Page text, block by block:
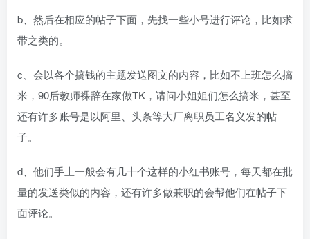
b、然后在相应的帖子下面，先找一些小号进行评论，比如求
带之类的。
c、会以各个搞钱的主题发送图文的内容，比如不上班怎么搞
米，90后教师裸辞在家做TK，请问小姐姐们怎么搞米，甚至
还有许多账号是以阿里、头条等大厂离职员工名义发的帖
子。
d、他们手上一般会有几十个这样的小红书账号，每天都在批
量的发送类似的内容，还有许多做兼职的会帮他们在帖子下
面评论。